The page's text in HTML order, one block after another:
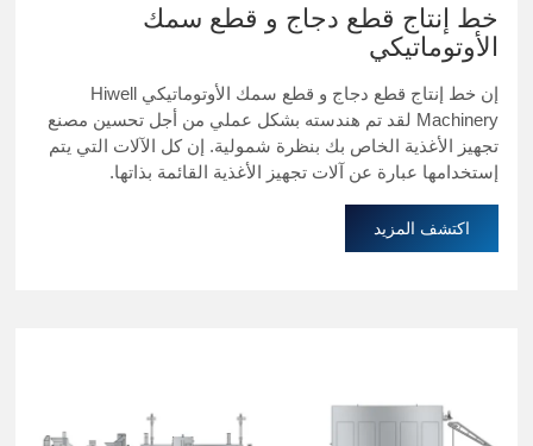
خط إنتاج قطع دجاج و قطع سمك
الأوتوماتيكي
إن خط إنتاج قطع دجاج و قطع سمك الأوتوماتيكي Hiwell
Machinery لقد تم هندسته بشكل عملي من أجل تحسين مصنع
تجهيز الأغذية الخاص بك بنظرة شمولية. إن كل الآلات التي يتم
إستخدامها عبارة عن آلات تجهيز الأغذية القائمة بذاتها.
اكتشف المزيد